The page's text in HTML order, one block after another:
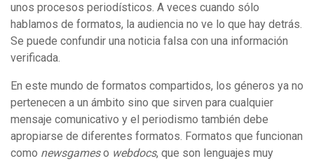
unos procesos periodísticos. A veces cuando sólo
hablamos de formatos, la audiencia no ve lo que hay detrás.
Se puede confundir una noticia falsa con una información
verificada.
En este mundo de formatos compartidos, los géneros ya no
pertenecen a un ámbito sino que sirven para cualquier
mensaje comunicativo y el periodismo también debe
apropiarse de diferentes formatos. Formatos que funcionan
como newsgameso webdocs, que son lenguajes muy